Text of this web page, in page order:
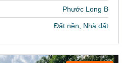
Phước Long B
Đất nền, Nhà đất